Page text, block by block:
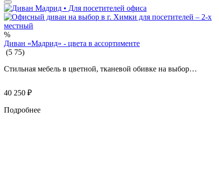
%
Диван «Мадрид» - цвета в ассортименте
(5 75)
Стильная мебель в цветной, тканевой обивке на выбор…
40 250 ₽
Подробнее